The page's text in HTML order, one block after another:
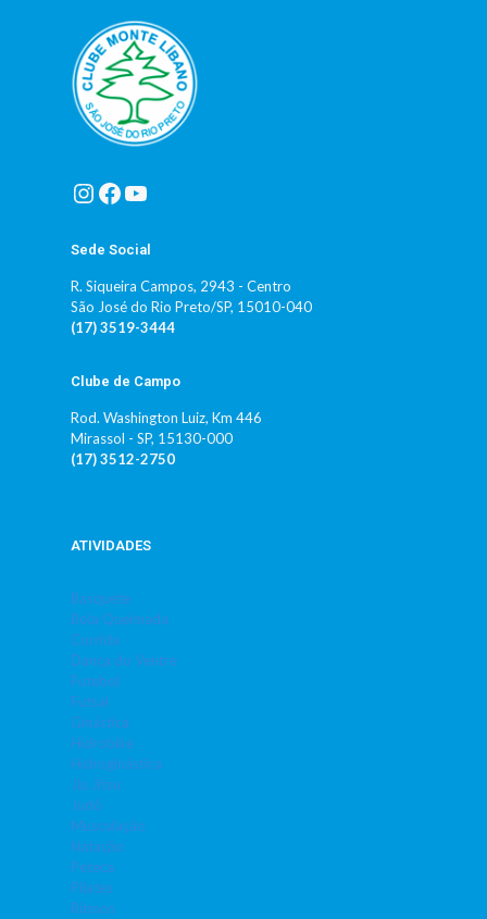
Instagram
Facebook
Youtube
Sede Social
R. Siqueira Campos, 2943 - Centro
São José do Rio Preto/SP, 15010-040
(17) 3519-3444
Clube de Campo
Rod. Washington Luiz, Km 446
Mirassol - SP, 15130-000
(17) 3512-2750
ATIVIDADES
Basquete
Bola Queimada
Corrida
Dança do Ventre
Futebol
Futsal
Ginástica
Hidrobike
Hidroginástica
Jiu Jitsu
Judô
Musculação
Natação
Peteca
Pilates
Ritmos